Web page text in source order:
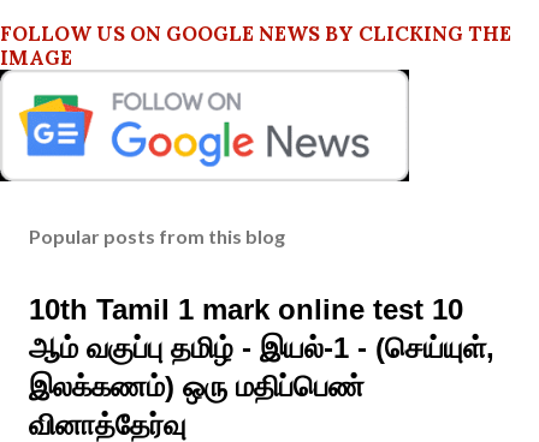
FOLLOW US ON GOOGLE NEWS BY CLICKING THE
IMAGE
Popular posts from this blog
10th Tamil 1 mark online test 10
ஆம் வகுப்பு தமிழ் - இயல்-1 - (செய்யுள்,
இலக்கணம்) ஒரு மதிப்பெண்
வினாத்தேர்வு